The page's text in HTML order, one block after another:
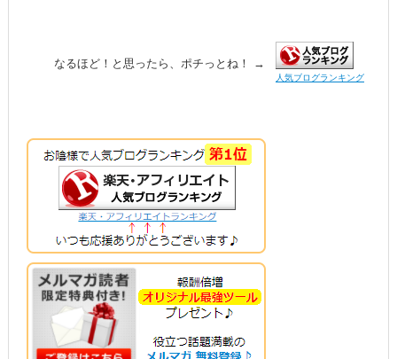
なるほど！と思ったら、ポチっとね！ →
人気ブログランキング